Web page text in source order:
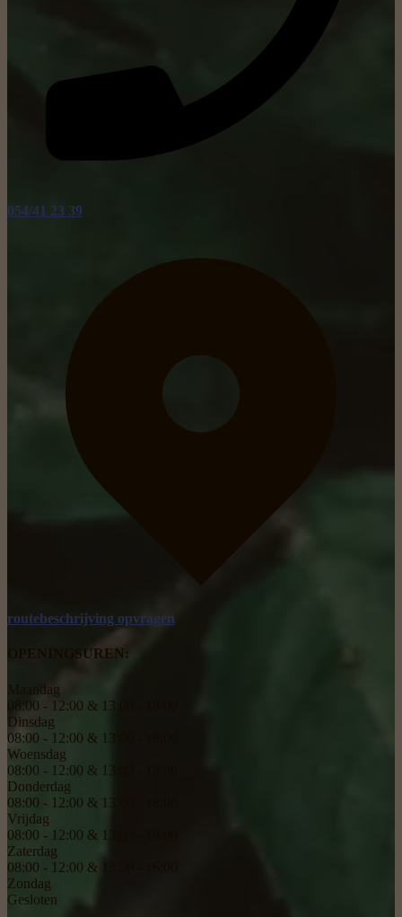
054/41 23 39
routebeschrijving opvragen
OPENINGSUREN:
Maandag
08:00 - 12:00 & 13:00 - 18:00
Dinsdag
08:00 - 12:00 & 13:00 - 18:00
Woensdag
08:00 - 12:00 & 13:00 - 18:00
Donderdag
08:00 - 12:00 & 13:00 - 18:00
Vrijdag
08:00 - 12:00 & 13:00 - 18:00
Zaterdag
08:00 - 12:00 & 13:00 - 16:00
Zondag
Gesloten